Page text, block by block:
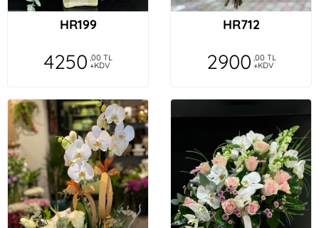
HR199
4250 ,00 TL
+KDV
HR712
2900 ,00 TL
+KDV